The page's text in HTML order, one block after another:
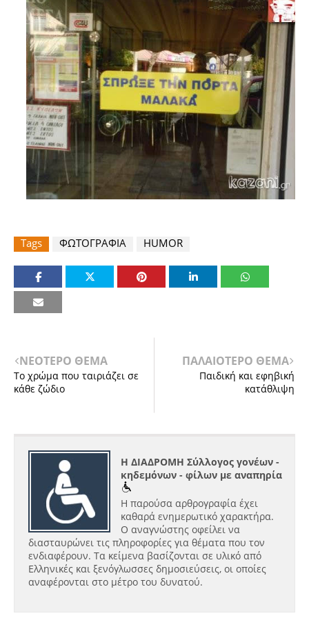
Tags ΦΩΤΟΓΡΑΦΙΑ HUMOR
ΝΕΟΤΕΡΟ ΘΕΜΑ
Το χρώμα που ταιριάζει σε
κάθε ζώδιο
ΠΑΛΑΙΟΤΕΡΟ ΘΕΜΑ
Παιδική και εφηβική
κατάθλιψη
Η ΔΙΑΔΡΟΜΗ Σύλλογος γονέων -
κηδεμόνων - φίλων με αναπηρία
Η παρούσα αρθρογραφία έχει
καθαρά ενημερωτικό χαρακτήρα.
Ο αναγνώστης οφείλει να
διασταυρώνει τις πληροφορίες για θέματα που τον
ενδιαφέρουν. Τα κείμενα βασίζονται σε υλικό από
Ελληνικές και ξενόγλωσσες δημοσιεύσεις, οι οποίες
αναφέρονται στο μέτρο του δυνατού.